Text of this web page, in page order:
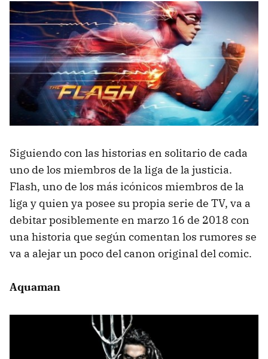
Siguiendo con las historias en solitario de cada
uno de los miembros de la liga de la justicia.
Flash, uno de los más icónicos miembros de la
liga y quien ya posee su propia serie de TV, va a
debitar posiblemente en marzo 16 de 2018 con
una historia que según comentan los rumores se
va a alejar un poco del canon original del comic.
Aquaman